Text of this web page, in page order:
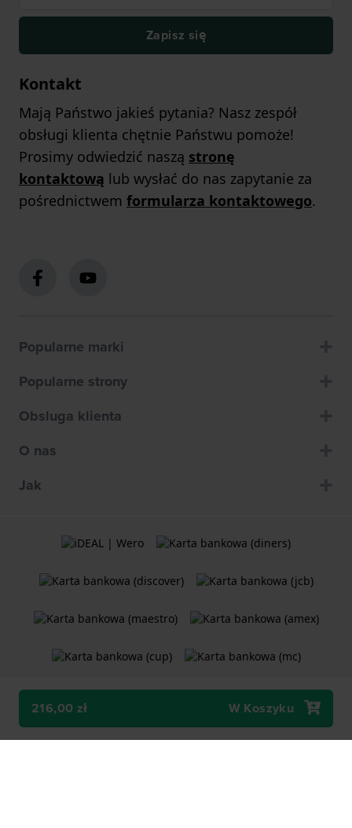
216,00 zł W Koszyku
Zapisz się
Kontakt
Mają Państwo jakieś pytania? Nasz zespół
obsługi klienta chętnie Państwu pomoże!
Prosimy odwiedzić naszą stronę
kontaktową lub wysłać do nas zapytanie za
pośrednictwem formularza kontaktowego.
Popularne marki
Popularne strony
Obsluga klienta
O nas
Jak